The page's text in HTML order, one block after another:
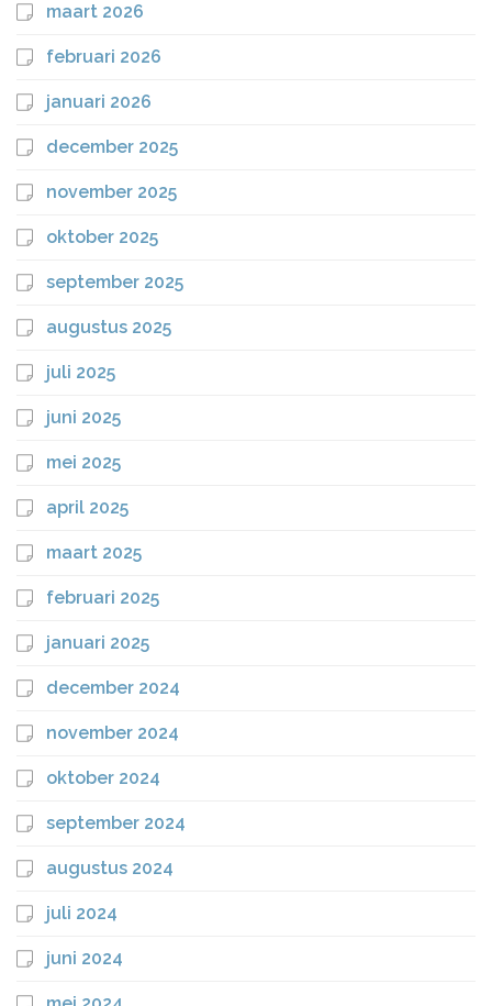
maart 2026
februari 2026
januari 2026
december 2025
november 2025
oktober 2025
september 2025
augustus 2025
juli 2025
juni 2025
mei 2025
april 2025
maart 2025
februari 2025
januari 2025
december 2024
november 2024
oktober 2024
september 2024
augustus 2024
juli 2024
juni 2024